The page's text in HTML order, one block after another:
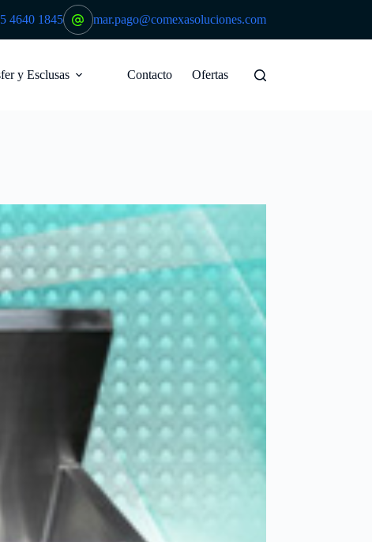
4640 1845 mar.pago@comexasoluciones.com
y Esclusas Contacto Ofertas